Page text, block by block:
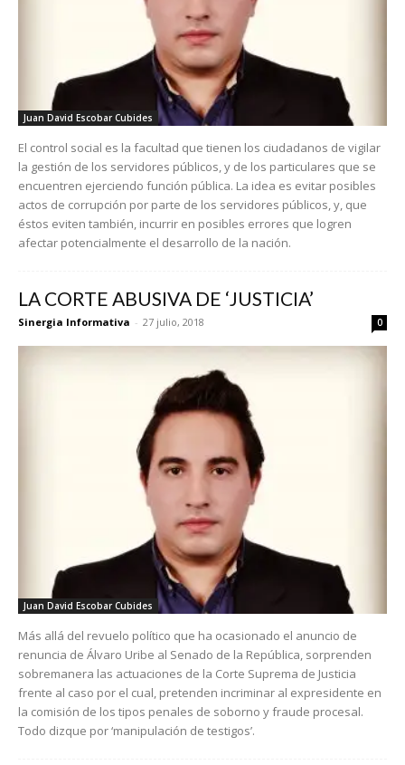
Juan David Escobar Cubides
El control social es la facultad que tienen los ciudadanos de vigilar
la gestión de los servidores públicos, y de los particulares que se
encuentren ejerciendo función pública. La idea es evitar posibles
actos de corrupción por parte de los servidores públicos, y, que
éstos eviten también, incurrir en posibles errores que logren
afectar potencialmente el desarrollo de la nación.
LA CORTE ABUSIVA DE ‘JUSTICIA’
Sinergia Informativa - 27 julio, 2018 0
Juan David Escobar Cubides
Más allá del revuelo político que ha ocasionado el anuncio de
renuncia de Álvaro Uribe al Senado de la República, sorprenden
sobremanera las actuaciones de la Corte Suprema de Justicia
frente al caso por el cual, pretenden incriminar al expresidente en
la comisión de los tipos penales de soborno y fraude procesal.
Todo dizque por ‘manipulación de testigos’.